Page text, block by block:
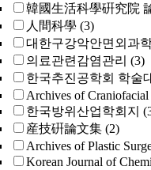
韓國生活科學硏究院
人間科學 (3)
대한구강악안면외과
의료관련감염관리 (3)
한국추진공학회 학술
Archives of Craniofacial
한국방위산업학회지
産技硏論文集 (2)
Archives of Plastic
Korean Journal of